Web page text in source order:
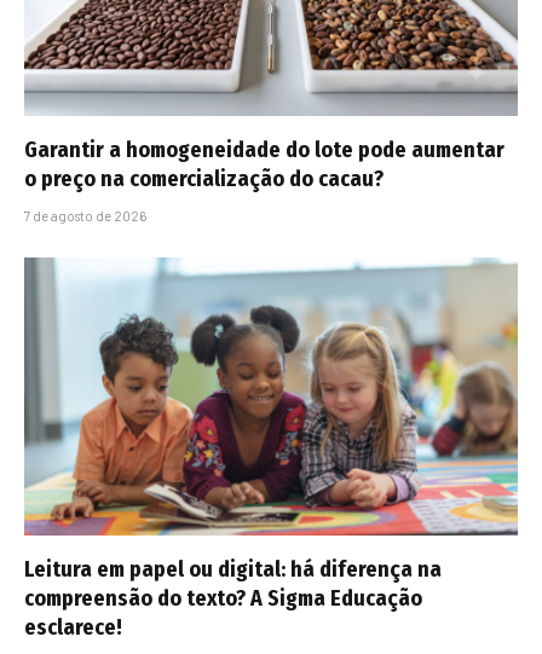
Garantir a homogeneidade do lote pode aumentar
o preço na comercialização do cacau?
7 de agosto de 2026
Leitura em papel ou digital: há diferença na
compreensão do texto? A Sigma Educação
esclarece!